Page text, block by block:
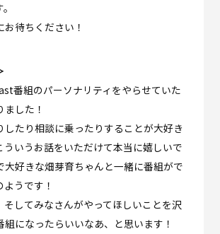
待ちください！
番組のパーソナリティをやらせていた
した！
したり相談に乗ったりすることが大好き
ういうお話をいただけて本当に嬉しいで
大好きな畑芽育ちゃんと一緒に番組がで
うです！
そしてみなさんがやってほしいことを沢
組になったらいいなあ、と思います！